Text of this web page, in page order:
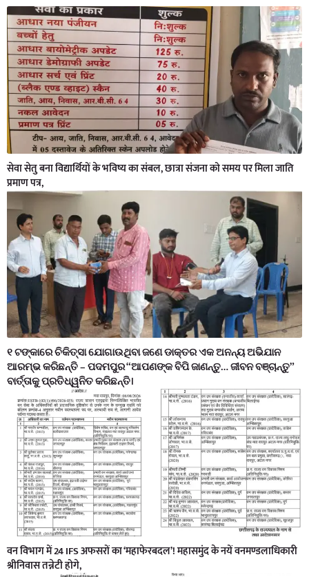
सेवा सेतु बना विद्यार्थियों के भविष्य का संबल, छात्रा संजना को समय पर मिला जाति
प्रमाण पत्र,
୧ ଟଙ୍କାରେ ଚିକିତ୍ସା ଯୋଗାଉଥିବା ଜଣେ ଡାକ୍ତର ଏକ ଅନନ୍ୟ ଅଭିଯାନ
ଆରମ୍ଭ କରିଛନ୍ତି – ପଦମପୁର “ଆପଣଙ୍କ ବିପି ଜାଣନ୍ତୁ… ଜୀବନ ବଞ୍ଚାନ୍ତୁ”
ବାର୍ତ୍ତାକୁ ପ୍ରତିଧ୍ୱନିତ କରିଛନ୍ତି।
वन विभाग में 24 IFS अफसरों का ‘महाफेरबदल’! महासमुंद के नयें वनमण्डलाधिकारी
श्रीनिवास तन्नेटी होगे,